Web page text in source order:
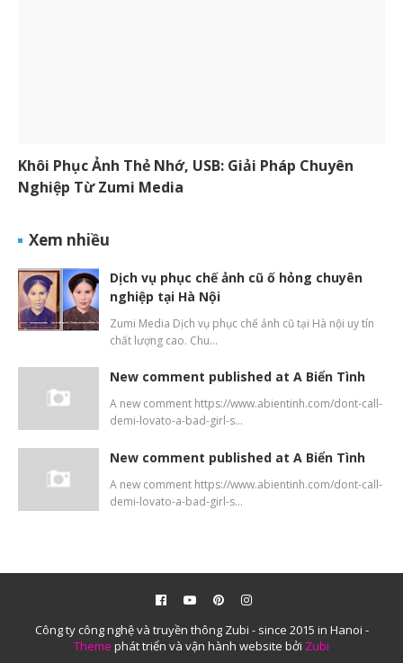
Khôi Phục Ảnh Thẻ Nhớ, USB: Giải Pháp Chuyên
Nghiệp Từ Zumi Media
Xem nhiều
Dịch vụ phục chế ảnh cũ ố hỏng chuyên
nghiệp tại Hà Nội
Zumi Media Dịch vụ phục chế ảnh cũ tại Hà nội uy tín
chất lượng cao. Chu…
New comment published at A Biển Tình
A new comment https://www.abientinh.com/dont-call-
demi-lovato-a-bad-girl-s…
New comment published at A Biển Tình
A new comment https://www.abientinh.com/dont-call-
demi-lovato-a-bad-girl-s…
Công ty công nghệ và truyền thông Zubi - since 2015 in Hanoi -
Theme phát triển và vận hành website bởi Zubi